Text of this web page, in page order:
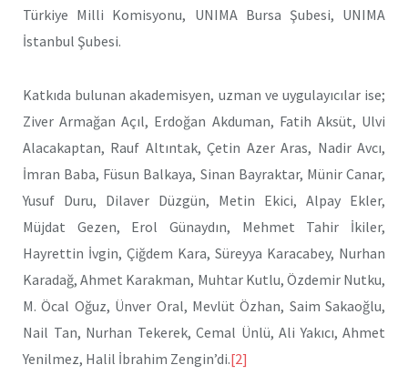
Türkiye Milli Komisyonu, UNIMA Bursa Şubesi, UNIMA
İstanbul Şubesi.
Katkıda bulunan akademisyen, uzman ve uygulayıcılar ise;
Ziver Armağan Açıl, Erdoğan Akduman, Fatih Aksüt, Ulvi
Alacakaptan, Rauf Altıntak, Çetin Azer Aras, Nadir Avcı,
İmran Baba, Füsun Balkaya, Sinan Bayraktar, Münir Canar,
Yusuf Duru, Dilaver Düzgün, Metin Ekici, Alpay Ekler,
Müjdat Gezen, Erol Günaydın, Mehmet Tahir İkiler,
Hayrettin İvgin, Çiğdem Kara, Süreyya Karacabey, Nurhan
Karadağ, Ahmet Karakman, Muhtar Kutlu, Özdemir Nutku,
M. Öcal Oğuz, Ünver Oral, Mevlüt Özhan, Saim Sakaoğlu,
Nail Tan, Nurhan Tekerek, Cemal Ünlü, Ali Yakıcı, Ahmet
Yenilmez, Halil İbrahim Zengin’di.[2]